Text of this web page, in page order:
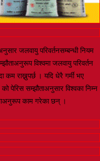
जलवायु परिवर्तनसम्बन्धी नियम
विश्वमा जलवायु परिवर्तन
कम राख्नुपर्छ । यदि धेरै गर्मी भए
पेरिस सम्झौताअनुसार विश्वका निम्न
काम गरेका छन् ।